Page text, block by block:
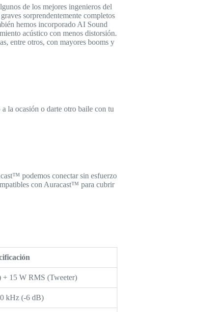
de los mejores ingenieros del
sorprendentemente completos
hemos incorporado AI Sound
acústico con menos distorsión.
entre otros, con mayores booms y
la ocasión o darte otro baile con tu
podemos conectar sin esfuerzo
con Auracast™ para cubrir
15 W RMS (Tweeter)
kHz (-6 dB)